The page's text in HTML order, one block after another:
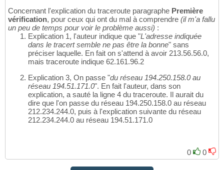
Concernant l'explication du traceroute paragraphe Première
vérification, pour ceux qui ont du mal à comprendre (il m'a fallu
un peu de temps pour voir le problème aussi) :
Explication 1, l'auteur indique que "L'adresse indiquée
dans le tracert semble ne pas être la bonne" sans
préciser laquelle. En fait on s'attend à avoir 213.56.56.0,
mais traceroute indique 62.161.96.2
Explication 3, On passe "du réseau 194.250.158.0 au
réseau 194.51.171.0". En fait l'auteur, dans son
explication, a sauté la ligne 4 du traceroute. Il aurait du
dire que l'on passe du réseau 194.250.158.0 au réseau
212.234.244.0, puis à l'explication suivante du réseau
212.234.244.0 au réseau 194.51.171.0
0 0